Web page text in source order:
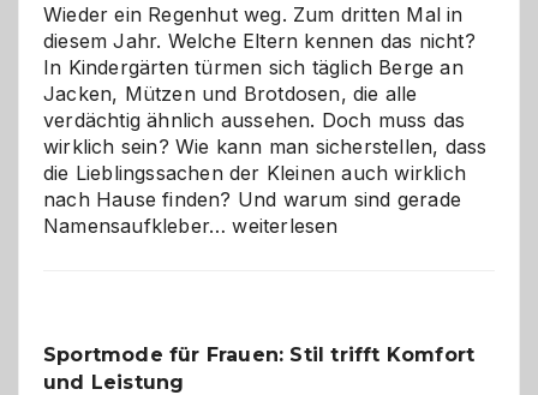
Wahl?
Wieder ein Regenhut weg. Zum dritten Mal in
diesem Jahr. Welche Eltern kennen das nicht?
In Kindergärten türmen sich täglich Berge an
Jacken, Mützen und Brotdosen, die alle
verdächtig ähnlich aussehen. Doch muss das
wirklich sein? Wie kann man sicherstellen, dass
die Lieblingssachen der Kleinen auch wirklich
nach Hause finden? Und warum sind gerade
Namensaufkleber…Namensaufkleber
gegen
weiterlesen
Sportmode für Frauen: Stil trifft Komfort
und Leistung